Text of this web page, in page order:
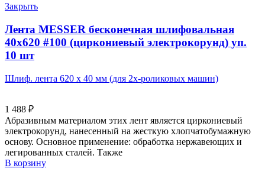
Закрыть
Лента MESSER бесконечная шлифовальная
40х620 #100 (циркониевый электрокорунд) уп.
10 шт
Шлиф. лента 620 х 40 мм (для 2х-роликовых машин)
1 488 ₽
Абразивным материалом этих лент является циркониевый
электрокорунд, нанесенный на жесткую хлопчатобумажную
основу. Основное применение: обработка нержавеющих и
легированных сталей. Также
В корзину